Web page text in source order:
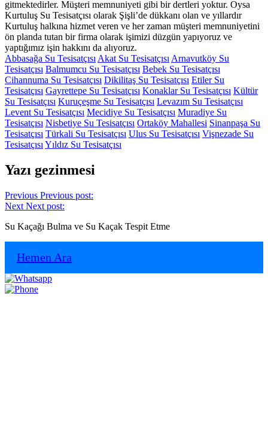
gitmektedirler. Müşteri memnuniyeti gibi bir dertleri yoktur. Oysa
Kurtuluş Su Tesisatçısı olarak Şişli’de dükkanı olan ve yıllardır
Kurtuluş halkına hizmet veren ve her zaman müşteri memnuniyetini
ön planda tutan bir firma olarak işimizi düzgün yapıyoruz ve
yaptığımız işin hakkını da alıyoruz.
Abbasağa Su Tesisatçısı Akat Su Tesisatçısı Arnavutköy Su
Tesisatçısı Balmumcu Su Tesisatçısı Bebek Su Tesisatçısı
Cihannuma Su Tesisatçısı Dikilitaş Su Tesisatçısı Etiler Su
Tesisatçısı Gayrettepe Su Tesisatçısı Konaklar Su Tesisatçısı Kültür
Su Tesisatçısı Kuruçeşme Su Tesisatçısı Levazım Su Tesisatçısı
Levent Su Tesisatçısı Mecidiye Su Tesisatçısı Muradiye Su
Tesisatçısı Nisbetiye Su Tesisatçısı Ortaköy Mahallesi Sinanpaşa Su
Tesisatçısı Türkali Su Tesisatçısı Ulus Su Tesisatçısı Vişnezade Su
Tesisatçısı Yıldız Su Tesisatçısı
Yazı gezinmesi
Previous Previous post:
Next Next post:
Su Kaçağı Bulma ve Su Kaçak Tespit Etme
Hemen Ara